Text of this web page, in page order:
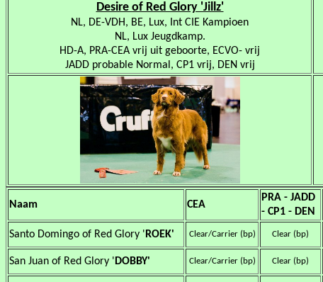
Desire of Red Glory 'Jillz'
NL, DE-VDH, BE, Lux, Int CIE Kampioen
NL, Lux Jeugdkamp.
HD-A, PRA-CEA vrij uit geboorte, ECVO- vrij
JADD probable Normal, CP1 vrij, DEN vrij
Naam CEA
PRA - JADD
- CP1 - DEN
Santo Domingo of Red Glory ' ROEK' Clear/Carrier (bp) Clear (bp)
San Juan of Red Glory ' DOBBY' Clear/Carrier (bp) Clear (bp)